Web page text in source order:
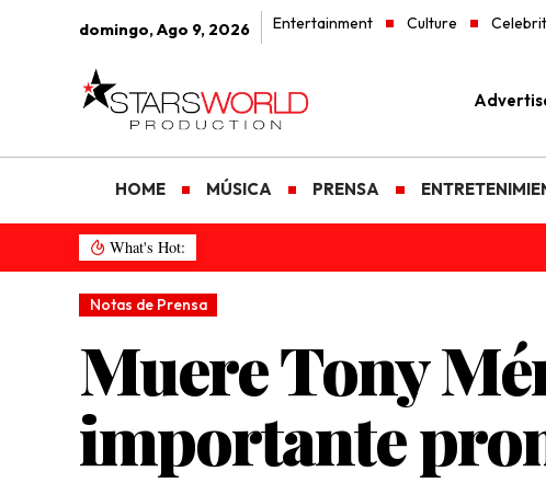
domingo, Ago 9, 2026 Entertainment Culture
HOME MÚSICA PRENSA
What's Hot:
Notas de Prensa
Muere Tony
importante